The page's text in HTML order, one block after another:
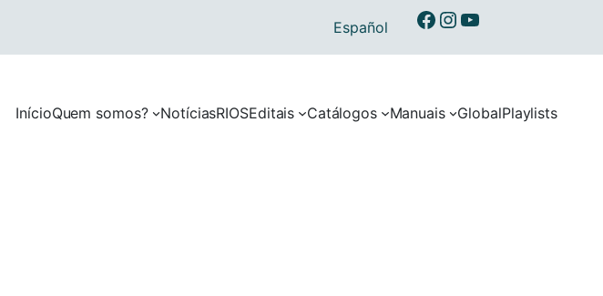
InícioQuem somos? NotíciasRIOSEditais Catálogos Manuais GlobalPlaylists
Español Ibermusicas no Facebook
Ibermusicas no Instagram
Ibermusicas no Youtube